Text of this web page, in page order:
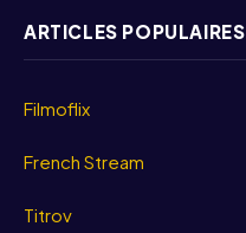
ARTICLES POPULAIRES
Filmoflix
French Stream
Titrov